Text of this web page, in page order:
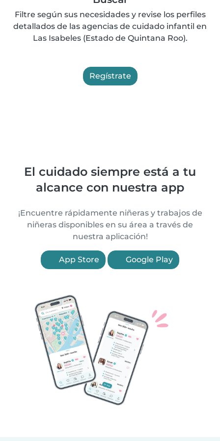
Filtre según sus necesidades y revise los perfiles
detallados de las agencias de cuidado infantil en
Las Isabeles (Estado de Quintana Roo).
Regístrate
El cuidado siempre está a tu
alcance con nuestra app
¡Encuentre rápidamente niñeras y trabajos de
niñeras disponibles en su área a través de
nuestra aplicación!
App Store Google Play